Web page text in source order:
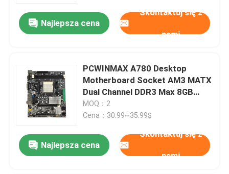
Najlepsza cena
Skontaktuj się z
nami
PCWINMAX A780 Desktop
Motherboard Socket AM3 MATX
Dual Channel DDR3 Max 8GB
RAM Computer Motherboard for
Office and Home Computing
MOQ：2
Cena：30.99~35.99$
Najlepsza cena
Skontaktuj się z
nami